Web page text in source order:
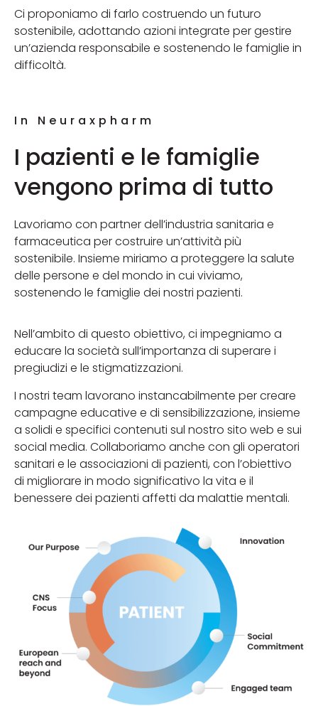
Ci proponiamo di farlo costruendo un futuro
sostenibile, adottando azioni integrate per gestire
un’azienda responsabile e sostenendo le famiglie in
difficoltà.
In Neuraxpharm
I pazienti e le famiglie
vengono prima di tutto
Lavoriamo con partner dell’industria sanitaria e
farmaceutica per costruire un’attività più
sostenibile. Insieme miriamo a proteggere la salute
delle persone e del mondo in cui viviamo,
sostenendo le famiglie dei nostri pazienti.
Nell’ambito di questo obiettivo, ci impegniamo a
educare la società sull’importanza di superare i
pregiudizi e le stigmatizzazioni.
I nostri team lavorano instancabilmente per creare
campagne educative e di sensibilizzazione, insieme
a solidi e specifici contenuti sul nostro sito web e sui
social media. Collaboriamo anche con gli operatori
sanitari e le associazioni di pazienti, con l’obiettivo
di migliorare in modo significativo la vita e il
benessere dei pazienti affetti da malattie mentali.